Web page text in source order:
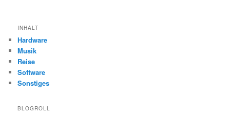
INHALT
Hardware
Musik
Reise
Software
Sonstiges
BLOGROLL